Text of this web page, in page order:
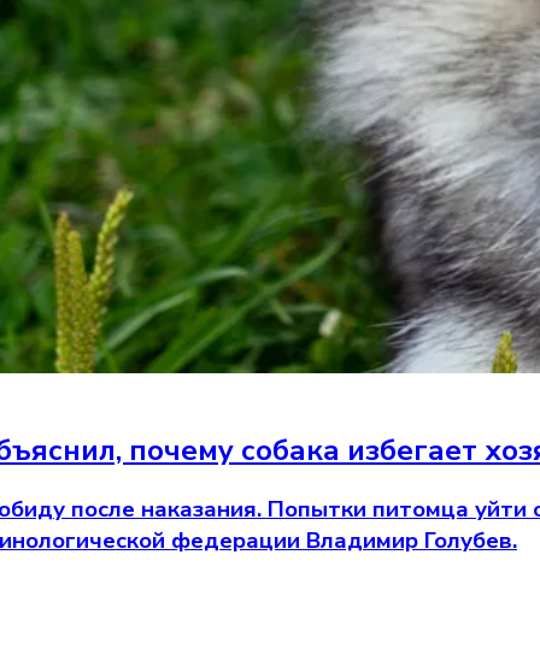
почему собака избегает
после наказания. Попытки питомца
федерации Владимир Голубев.